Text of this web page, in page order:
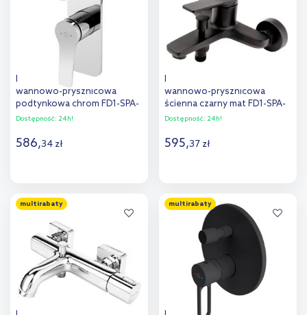
FDesign Seppia bateria
wannowo-prysznicowa
podtynkowa chrom FD1-SPA-
7P-11
Dostępność: 24h!
586,34 zł
Dodaj do
porównania
FDesign Seppia bateria
wannowo-prysznicowa
ścienna czarny mat FD1-SPA-
1-22
Dostępność: 24h!
595,37 zł
Dodaj do
porównania
multirabaty multirabaty